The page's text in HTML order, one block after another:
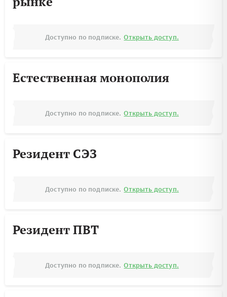
Доступно по подписке. Открыть доступ.
Естественная монополия
Доступно по подписке. Открыть доступ.
Резидент СЭЗ
Доступно по подписке. Открыть доступ.
Резидент ПВТ
Доступно по подписке. Открыть доступ.